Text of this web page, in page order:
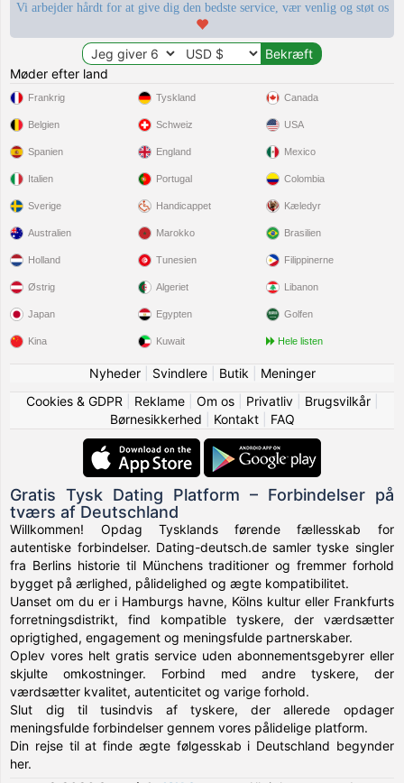
Vi arbejder hårdt for at give dig den bedste service, vær venlig og støt os
Møder efter land
Frankrig
Belgien
Spanien
Italien
Sverige
Tyskland
Schweiz
England
Portugal
Handicappet
Canada
USA
Mexico
Colombia
Kæledyr
Australien
Holland
Østrig
Japan
Kina
Marokko
Tunesien
Algeriet
Egypten
Kuwait
Brasilien
Filippinerne
Libanon
Golfen
Hele listen
Nyheder| Svindlere| Butik
Meninger
Cookies & GDPR
Reklame| Om os| Privatliv| Brugsvilkår|
Børnesikkerhed
Kontakt| FAQ
Gratis Tysk Dating Platform – Forbindelser på
tværs af Deutschland
Willkommen! Opdag Tysklands førende fællesskab for
autentiske forbindelser. Dating-deutsch.de samler tyske singler
fra Berlins historie til Münchens traditioner og fremmer forhold
bygget på ærlighed, pålidelighed og ægte kompatibilitet.
Uanset om du er i Hamburgs havne, Kölns kultur eller Frankfurts
forretningsdistrikt, find kompatible tyskere, der værdsætter
oprigtighed, engagement og meningsfulde partnerskaber.
Oplev vores helt gratis service uden abonnementsgebyrer eller
skjulte omkostninger. Forbind med andre tyskere, der
værdsætter kvalitet, autenticitet og varige forhold.
Slut dig til tusindvis af tyskere, der allerede opdager
meningsfulde forbindelser gennem vores pålidelige platform.
Din rejse til at finde ægte følgesskab i Deutschland begynder
her.